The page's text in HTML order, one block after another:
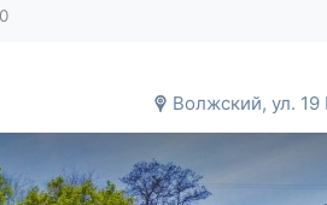
0
Волжский, ул. 19